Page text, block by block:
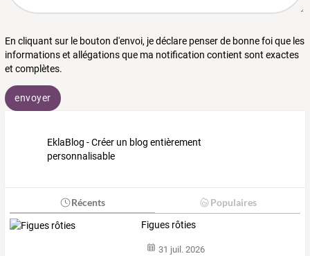
En cliquant sur le bouton d'envoi, je déclare penser de bonne foi que les
informations et allégations que ma notification contient sont exactes
et complètes.
envoyer
EklaBlog - Créer un blog entièrement
personnalisable
Récents Populaires
Figues rôties
31 juil. 2026